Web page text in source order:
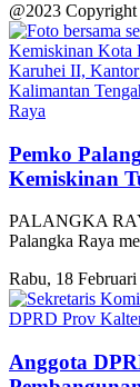
@2023
Kalimantan
Raya
Pemko
Kemiskinan
PALANGKA
Palangka Raya
Rabu, 18
DPRD Prov
Anggota